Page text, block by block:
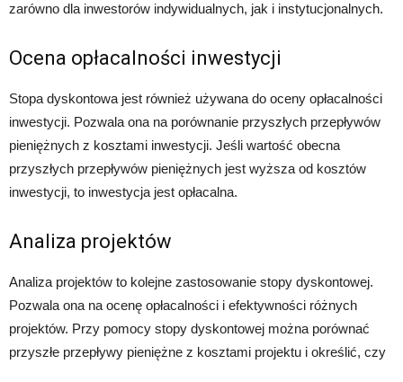
zarówno dla inwestorów indywidualnych, jak i instytucjonalnych.
Ocena opłacalności inwestycji
Stopa dyskontowa jest również używana do oceny opłacalności
inwestycji. Pozwala ona na porównanie przyszłych przepływów
pieniężnych z kosztami inwestycji. Jeśli wartość obecna
przyszłych przepływów pieniężnych jest wyższa od kosztów
inwestycji, to inwestycja jest opłacalna.
Analiza projektów
Analiza projektów to kolejne zastosowanie stopy dyskontowej.
Pozwala ona na ocenę opłacalności i efektywności różnych
projektów. Przy pomocy stopy dyskontowej można porównać
przyszłe przepływy pieniężne z kosztami projektu i określić, czy